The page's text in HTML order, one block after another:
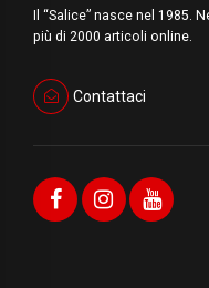
Il “Salice” nasce nel
più di 2000 articoli online.
Contattaci